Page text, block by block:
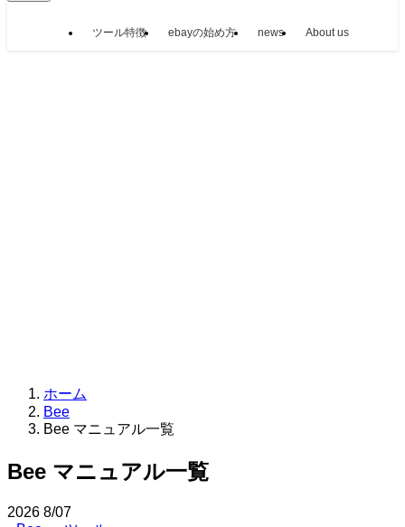
ツール特徴 ebayの始め方 news About us
ホーム
Bee
Bee マニュアル一覧
Bee マニュアル一覧
2026 8/07